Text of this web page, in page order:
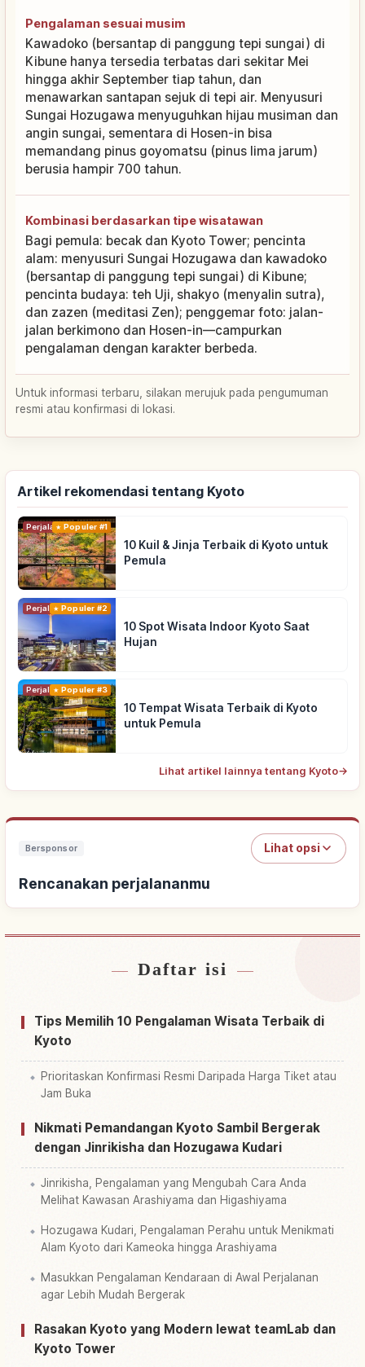
Pengalaman sesuai musim
Kawadoko (bersantap di panggung tepi sungai) di
Kibune hanya tersedia terbatas dari sekitar Mei
hingga akhir September tiap tahun, dan
menawarkan santapan sejuk di tepi air. Menyusuri
Sungai Hozugawa menyuguhkan hijau musiman dan
angin sungai, sementara di Hosen-in bisa
memandang pinus goyomatsu (pinus lima jarum)
berusia hampir 700 tahun.
Kombinasi berdasarkan tipe wisatawan
Bagi pemula: becak dan Kyoto Tower; pencinta
alam: menyusuri Sungai Hozugawa dan kawadoko
(bersantap di panggung tepi sungai) di Kibune;
pencinta budaya: teh Uji, shakyo (menyalin sutra),
dan zazen (meditasi Zen); penggemar foto: jalan-
jalan berkimono dan Hosen-in—campurkan
pengalaman dengan karakter berbeda.
Untuk informasi terbaru, silakan merujuk pada pengumuman
resmi atau konfirmasi di lokasi.
Artikel rekomendasi tentang Kyoto
PerjalananPopuler #1
10 Kuil & Jinja Terbaik di Kyoto untuk
Pemula
PerjalananPopuler #2
10 Spot Wisata Indoor Kyoto Saat
Hujan
PerjalananPopuler #3
10 Tempat Wisata Terbaik di Kyoto
untuk Pemula
Lihat artikel lainnya tentang Kyoto→
Bersponsor Lihat opsi
Rencanakan perjalananmu
Cari penginapan
Cari aktivitas↗
Daftar isi
Tips Memilih 10 Pengalaman Wisata Terbaik di
Kyoto
Prioritaskan Konfirmasi Resmi Daripada Harga Tiket atau
Jam Buka
Nikmati Pemandangan Kyoto Sambil Bergerak
dengan Jinrikisha dan Hozugawa Kudari
Jinrikisha, Pengalaman yang Mengubah Cara Anda
Melihat Kawasan Arashiyama dan Higashiyama
Hozugawa Kudari, Pengalaman Perahu untuk Menikmati
Alam Kyoto dari Kameoka hingga Arashiyama
Masukkan Pengalaman Kendaraan di Awal Perjalanan
agar Lebih Mudah Bergerak
Rasakan Kyoto yang Modern lewat teamLab dan
Kyoto Tower